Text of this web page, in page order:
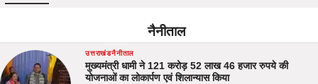
नैनीताल
उत्तराखंडनैनीताल
मुख्यमंत्री धामी ने 121 करोड़ 52 लाख 46 हजार रुपये की
योजनाओं का लोकार्पण एवं शिलान्यास किया